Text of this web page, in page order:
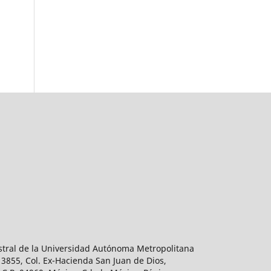
de la Universidad Autónoma Metropolitana
Col. Ex-Hacienda San Juan de Dios,